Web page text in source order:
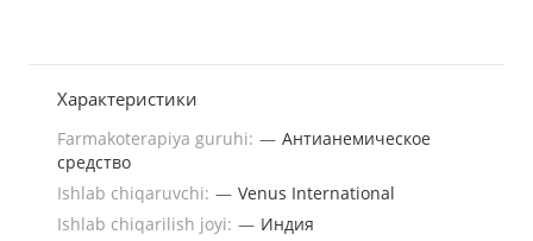
Характеристики
Farmakoterapiya guruhi: — Антианемическое
средство
Ishlab chiqaruvchi: — Venus International
Ishlab chiqarilish joyi: — Индия